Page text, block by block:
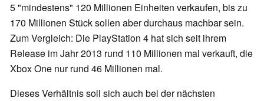
5 "mindestens" 120 Millionen Einheiten verkaufen, bis zu
170 Millionen Stück sollen aber durchaus machbar sein.
Zum Vergleich: Die PlayStation 4 hat sich seit ihrem
Release im Jahr 2013 rund 110 Millionen mal verkauft, die
Xbox One nur rund 46 Millionen mal.
Dieses Verhältnis soll sich auch bei der nächsten